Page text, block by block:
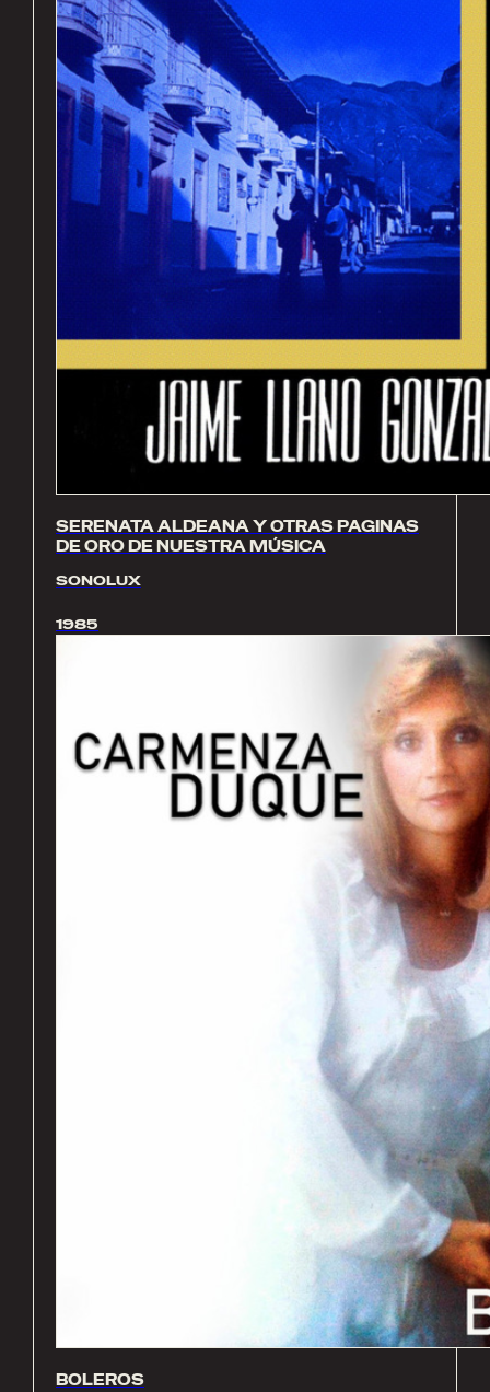
SERENATA ALDEANA Y OTRAS PAGINAS
DE ORO DE NUESTRA MÚSICA
SONOLUX
1985
BOLEROS